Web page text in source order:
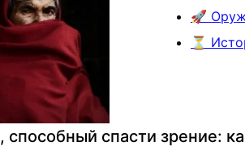
🚀
⏳
спасти зрение: